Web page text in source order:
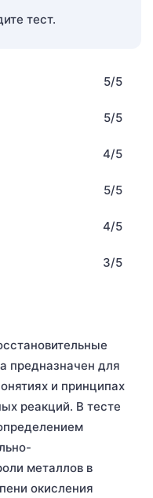
тест.
5/5
5/5
4/5
5/5
4/5
3/5
предназначен для
и принципах
реакций. В тесте
металлов в
окисления